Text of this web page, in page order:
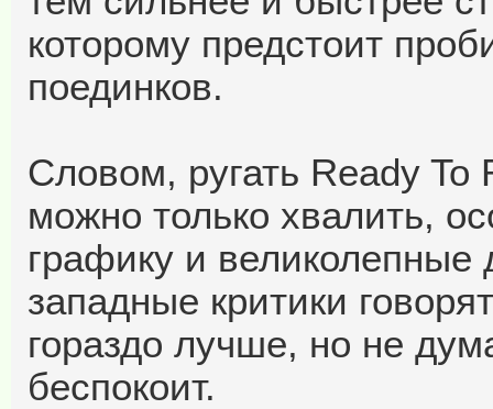
которому предстоит
поединков.
Словом, ругать Ready
можно только хвалить,
графику и
западные критики
гораздо лучше, но не
беспокоит.